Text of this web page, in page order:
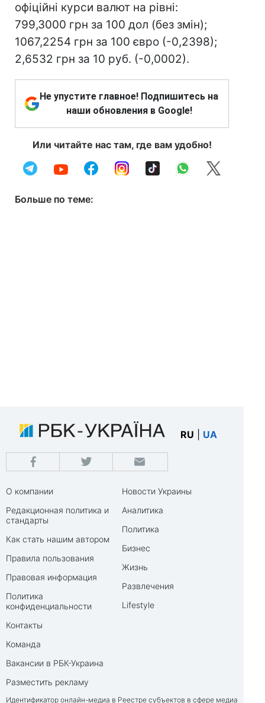
офіційні курси валют на рівні:
799,3000 грн за 100 дол (без змін);
1067,2254 грн за 100 євро (-0,2398);
2,6532 грн за 10 руб. (-0,0002).
Не упустите главное! Подпишитесь на
наши обновления в Google!
Или читайте нас там, где вам удобно!
Больше по теме:
RU UA
О компании
Редакционная политика и
стандарты
Как стать нашим автором
Правила пользования
Правовая информация
Политика
конфиденциальности
Контакты
Команда
Вакансии в РБК-Украина
Разместить рекламу
Новости Украины
Аналитика
Политика
Бизнес
Жизнь
Развлечения
Lifestyle
Идентификатор онлайн-медиа в Реестре субъектов в сфере медиа